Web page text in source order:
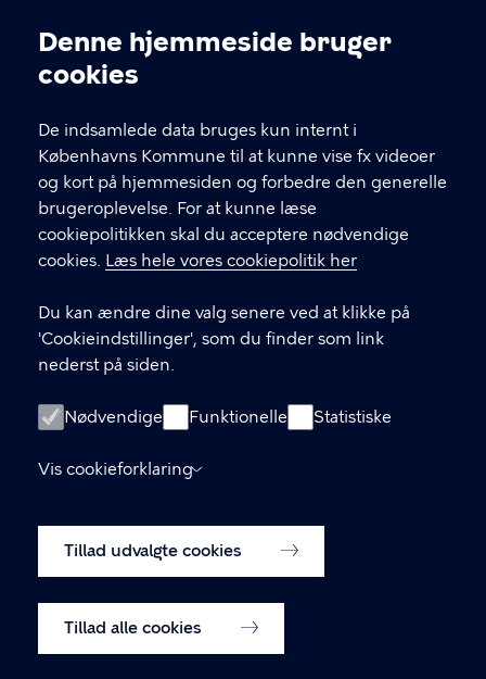
Cookieindstillinger
Denne hjemmeside bruger
cookies
De indsamlede data bruges kun internt i
Københavns Kommune til at kunne vise fx videoer
og kort på hjemmesiden og forbedre den generelle
brugeroplevelse. For at kunne læse
cookiepolitikken skal du acceptere nødvendige
cookies. Læs hele vores cookiepolitik her
Du kan ændre dine valg senere ved at klikke på
'Cookieindstillinger', som du finder som link
nederst på siden.
Nødvendige Funktionelle Statistiske
Vis cookieforklaring
Tillad udvalgte cookies
Tillad alle cookies
KONTAKT
Koncernservice
Borups Allé 177
2400 København NV
70 80 80 00
LINKS
Cookiepolitik
Cookiepolitik
Cookieindstillinger